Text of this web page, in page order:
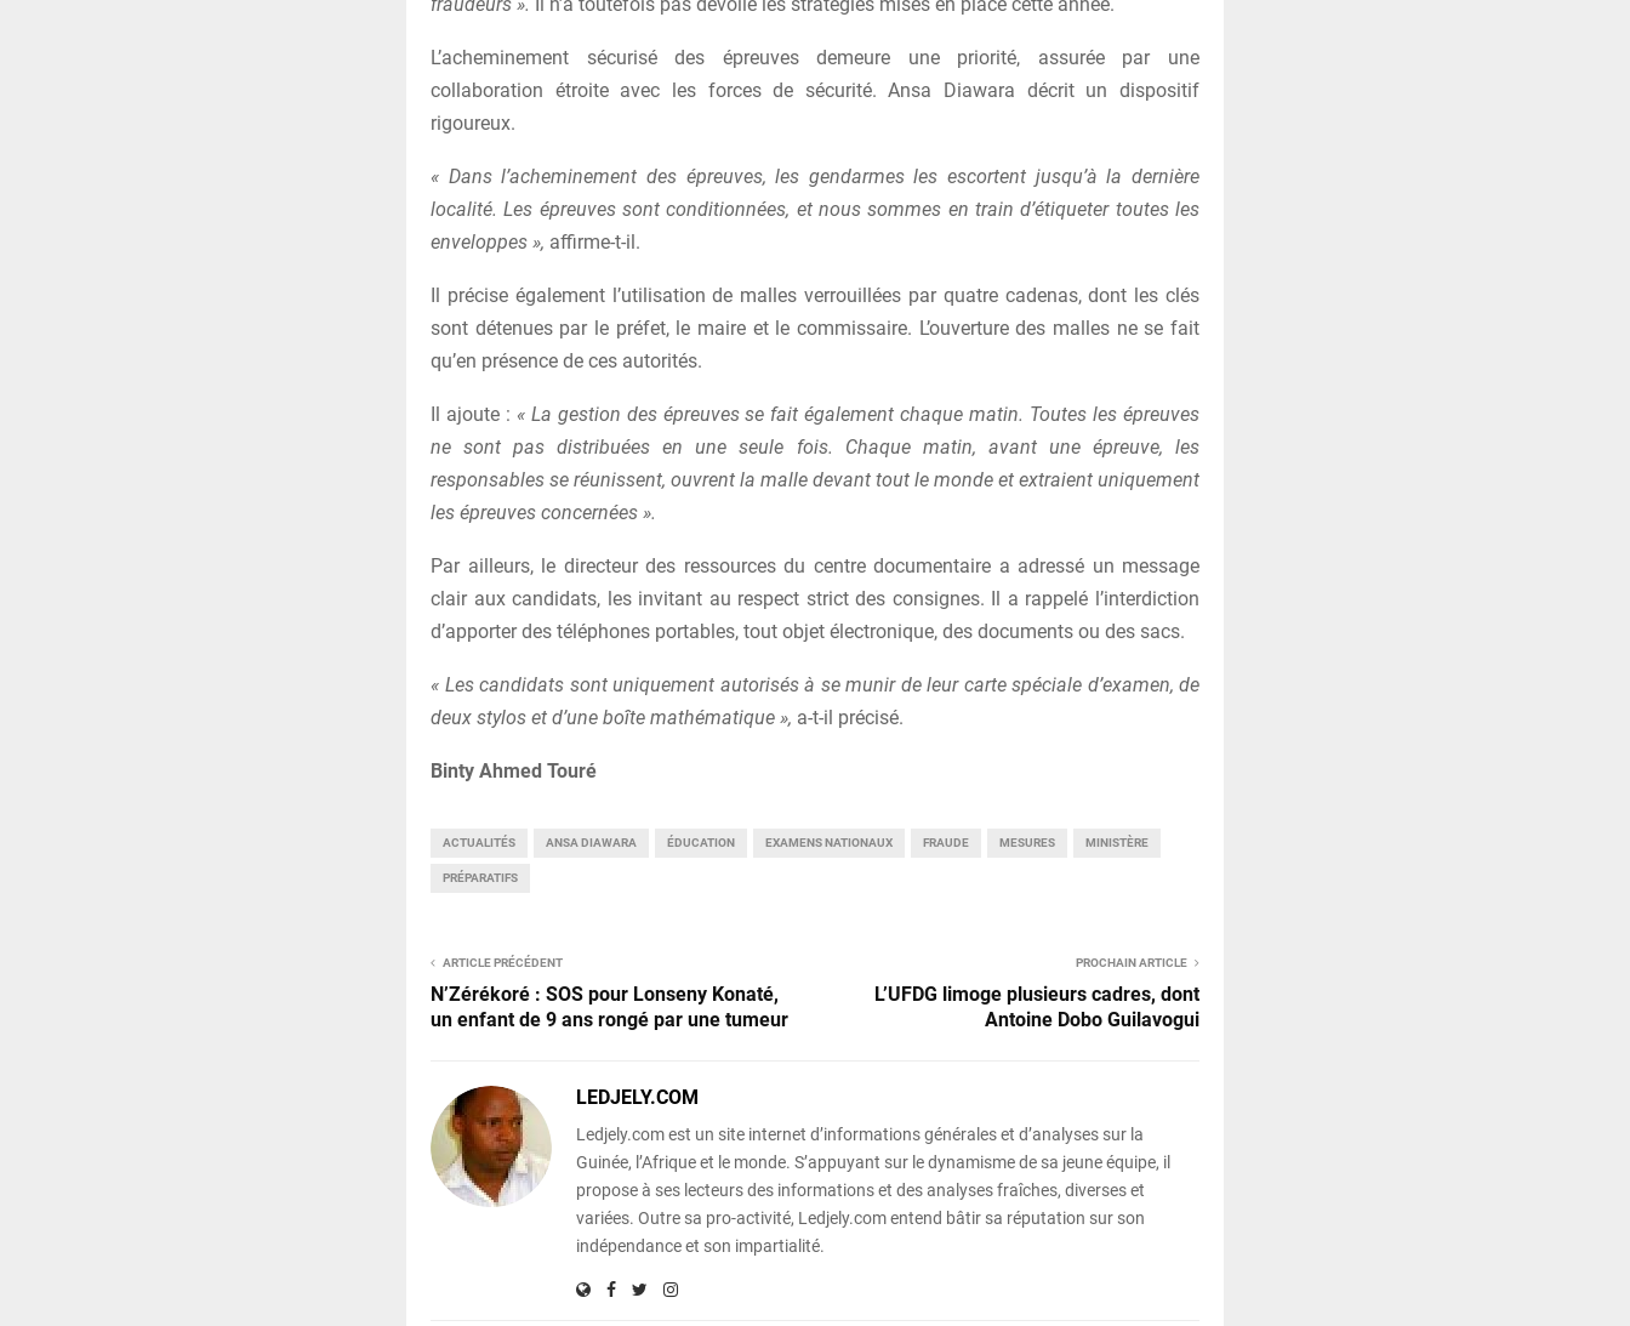
L’acheminement sécurisé des épreuves demeure une priorité, assurée par une
collaboration étroite avec les forces de sécurité. Ansa Diawara décrit un dispositif
rigoureux.
« Dans l’acheminement des épreuves, les gendarmes les escortent jusqu’à la dernière
localité. Les épreuves sont conditionnées, et nous sommes en train d’étiqueter toutes les
enveloppes », affirme-t-il.
Il précise également l’utilisation de malles verrouillées par quatre cadenas, dont les clés
sont détenues par le préfet, le maire et le commissaire. L’ouverture des malles ne se fait
qu’en présence de ces autorités.
Il ajoute : « La gestion des épreuves se fait également chaque matin. Toutes les épreuves
ne sont pas distribuées en une seule fois. Chaque matin, avant une épreuve, les
responsables se réunissent, ouvrent la malle devant tout le monde et extraient uniquement
les épreuves concernées ».
Par ailleurs, le directeur des ressources du centre documentaire a adressé un message
clair aux candidats, les invitant au respect strict des consignes. Il a rappelé l’interdiction
d’apporter des téléphones portables, tout objet électronique, des documents ou des sacs.
« Les candidats sont uniquement autorisés à se munir de leur carte spéciale d’examen, de
deux stylos et d’une boîte mathématique », a-t-il précisé.
Binty Ahmed Touré
ACTUALITÉS ANSA DIAWARA ÉDUCATION EXAMENS NATIONAUX FRAUDE MESURES MINISTÈRE
PRÉPARATIFS
ARTICLE PRÉCÉDENT
N’Zérékoré : SOS pour Lonseny Konaté,
un enfant de 9 ans rongé par une tumeur
PROCHAIN ARTICLE
L’UFDG limoge plusieurs cadres, dont
Antoine Dobo Guilavogui
LEDJELY.COM
Ledjely.com est un site internet d’informations générales et d’analyses sur la
Guinée, l’Afrique et le monde. S’appuyant sur le dynamisme de sa jeune équipe, il
propose à ses lecteurs des informations et des analyses fraîches, diverses et
variées. Outre sa pro-activité, Ledjely.com entend bâtir sa réputation sur son
indépendance et son impartialité.